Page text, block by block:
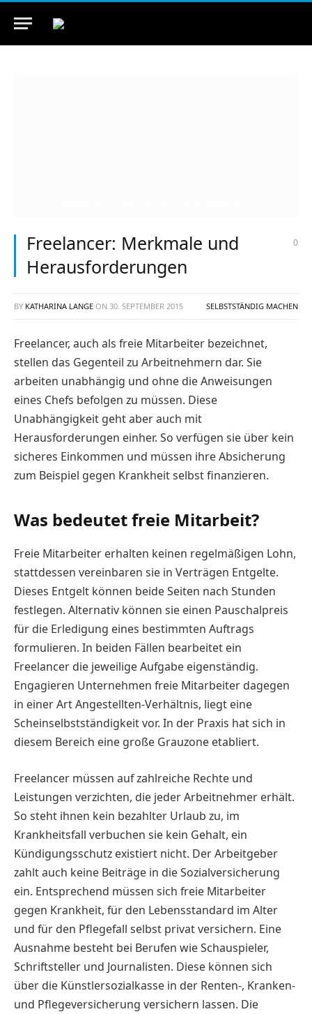
Freelancer: Merkmale und
Herausforderungen
0
BY KATHARINA LANGE ON 30. SEPTEMBER 2015 SELBSTSTÄNDIG MACHEN
Freelancer, auch als freie Mitarbeiter bezeichnet,
stellen das Gegenteil zu Arbeitnehmern dar. Sie
arbeiten unabhängig und ohne die Anweisungen
eines Chefs befolgen zu müssen. Diese
Unabhängigkeit geht aber auch mit
Herausforderungen einher. So verfügen sie über kein
sicheres Einkommen und müssen ihre Absicherung
zum Beispiel gegen Krankheit selbst finanzieren.
Was bedeutet freie Mitarbeit?
Freie Mitarbeiter erhalten keinen regelmäßigen Lohn,
stattdessen vereinbaren sie in Verträgen Entgelte.
Dieses Entgelt können beide Seiten nach Stunden
festlegen. Alternativ können sie einen Pauschalpreis
für die Erledigung eines bestimmten Auftrags
formulieren. In beiden Fällen bearbeitet ein
Freelancer die jeweilige Aufgabe eigenständig.
Engagieren Unternehmen freie Mitarbeiter dagegen
in einer Art Angestellten-Verhältnis, liegt eine
Scheinselbstständigkeit vor. In der Praxis hat sich in
diesem Bereich eine große Grauzone etabliert.
Freelancer müssen auf zahlreiche Rechte und
Leistungen verzichten, die jeder Arbeitnehmer erhält.
So steht ihnen kein bezahlter Urlaub zu, im
Krankheitsfall verbuchen sie kein Gehalt, ein
Kündigungsschutz existiert nicht. Der Arbeitgeber
zahlt auch keine Beiträge in die Sozialversicherung
ein. Entsprechend müssen sich freie Mitarbeiter
gegen Krankheit, für den Lebensstandard im Alter
und für den Pflegefall selbst privat versichern. Eine
Ausnahme besteht bei Berufen wie Schauspieler,
Schriftsteller und Journalisten. Diese können sich
über die Künstlersozialkasse in der Renten-, Kranken-
und Pflegeversicherung versichern lassen. Die